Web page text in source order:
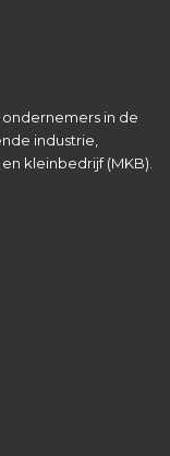
ondernemers in de
industrie,
kleinbedrijf (MKB).